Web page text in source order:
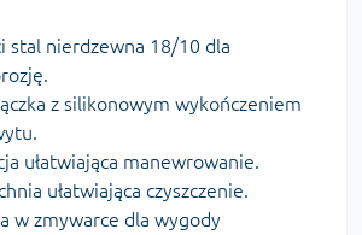
stal nierdzewna 18/10 dla
z silikonowym wykończeniem
ułatwiająca manewrowanie.
ułatwiająca czyszczenie.
w zmywarce dla wygody